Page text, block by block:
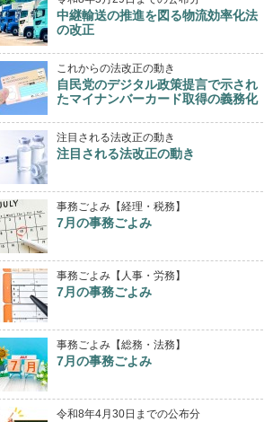
中継輸送の推進を図る物流効率化法
の改正
これからの法改正の動き
自民党のデジタル政策提言で示され
たマイナンバーカード取得の義務化
注目される法改正の動き
注目される法改正の動き
事務ごよみ【経理・税務】
7月の事務ごよみ
事務ごよみ【人事・労務】
7月の事務ごよみ
事務ごよみ【総務・法務】
7月の事務ごよみ
令和8年4月30日までの公布分